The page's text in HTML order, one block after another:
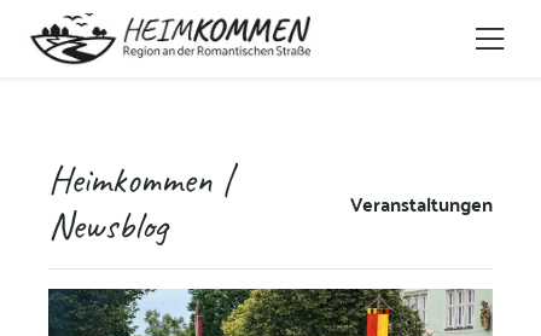
Heimkommen |
Newsblog
Veranstaltungen